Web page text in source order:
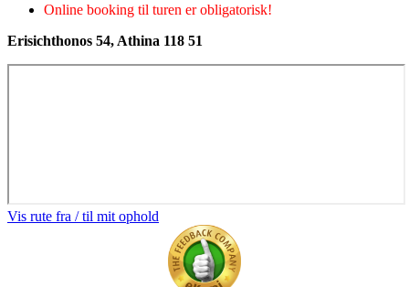
Online booking til turen er obligatorisk!
Erisichthonos 54, Athina 118 51
Vis rute fra / til mit ophold